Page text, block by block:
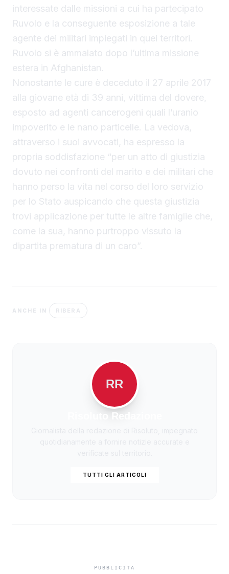
interessate dalle missioni a cui ha partecipato
Ruvolo e la conseguente esposizione a tale
agente dei militari impiegati in quei territori.
Ruvolo si è ammalato dopo l’ultima missione
estera in Afghanistan.
Nonostante le cure è deceduto il 27 aprile 2017
alla giovane età di 39 anni, vittima del dovere,
esposto ad agenti cancerogeni quali l’uranio
impoverito e le nano particelle. La vedova,
attraverso i suoi avvocati, ha espresso la
propria soddisfazione “per un atto di giustizia
dovuto nei confronti del marito e dei militari che
hanno perso la vita nel corso del loro servizio
per lo Stato auspicando che questa giustizia
trovi applicazione per tutte le altre famiglie che,
come la sua, hanno purtroppo vissuto la
dipartita prematura di un caro”.
ANCHE IN RIBERA
RR
Risoluto Redazione
TUTTI GLI ARTICOLI